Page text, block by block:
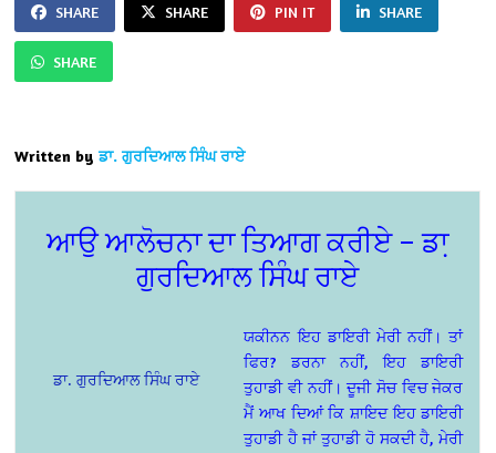
SHARE SHARE PIN IT SHARE
SHARE
Written by ਡਾ. ਗੁਰਦਿਆਲ ਸਿੰਘ ਰਾਏ
ਆਉ ਆਲੋਚਨਾ ਦਾ ਤਿਆਗ ਕਰੀਏ – ਡਾ਼
ਗੁਰਦਿਆਲ ਸਿੰਘ ਰਾਏ
ਡਾ. ਗੁਰਦਿਆਲ ਸਿੰਘ ਰਾਏ
ਯਕੀਨਨ ਇਹ ਡਾਇਰੀ ਮੇਰੀ ਨਹੀਂ। ਤਾਂ
ਫਿਰ? ਡਰਨਾ ਨਹੀਂ, ਇਹ ਡਾਇਰੀ
ਤੁਹਾਡੀ ਵੀ ਨਹੀਂ। ਦੂਜੀ ਸੋਚ ਵਿਚ ਜੇਕਰ
ਮੈਂ ਆਖ ਦਿਆਂ ਕਿ ਸ਼ਾਇਦ ਇਹ ਡਾਇਰੀ
ਤੁਹਾਡੀ ਹੈ ਜਾਂ ਤੁਹਾਡੀ ਹੋ ਸਕਦੀ ਹੈ, ਮੇਰੀ